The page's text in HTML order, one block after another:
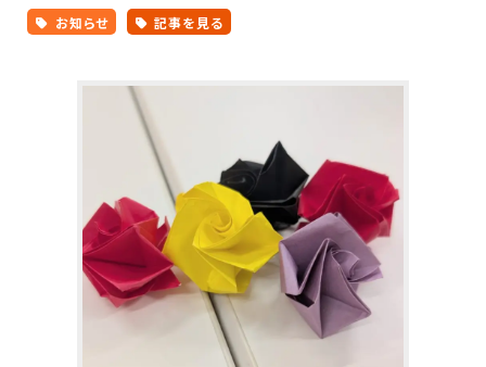
お知らせ 記事を見る